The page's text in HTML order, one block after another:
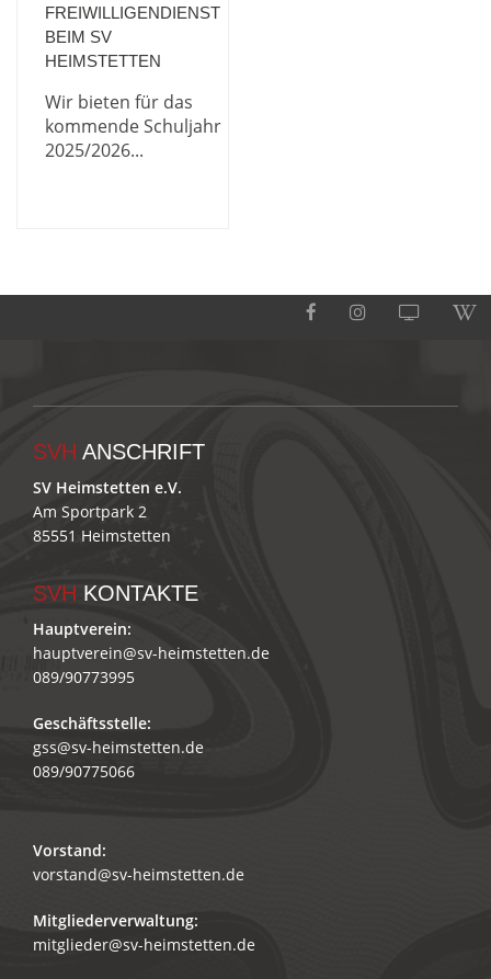
FREIWILLIGENDIENST
BEIM SV
HEIMSTETTEN
Wir bieten für das
kommende Schuljahr
2025/2026...
SVH ANSCHRIFT
SV Heimstetten e.V.
Am Sportpark 2
85551 Heimstetten
SVH KONTAKTE
Hauptverein:
hauptverein@sv-heimstetten.de
089/90773995
Geschäftsstelle:
gss@sv-heimstetten.de
089/90775066
Vorstand:
vorstand@sv-heimstetten.de
Mitgliederverwaltung:
mitglieder@sv-heimstetten.de